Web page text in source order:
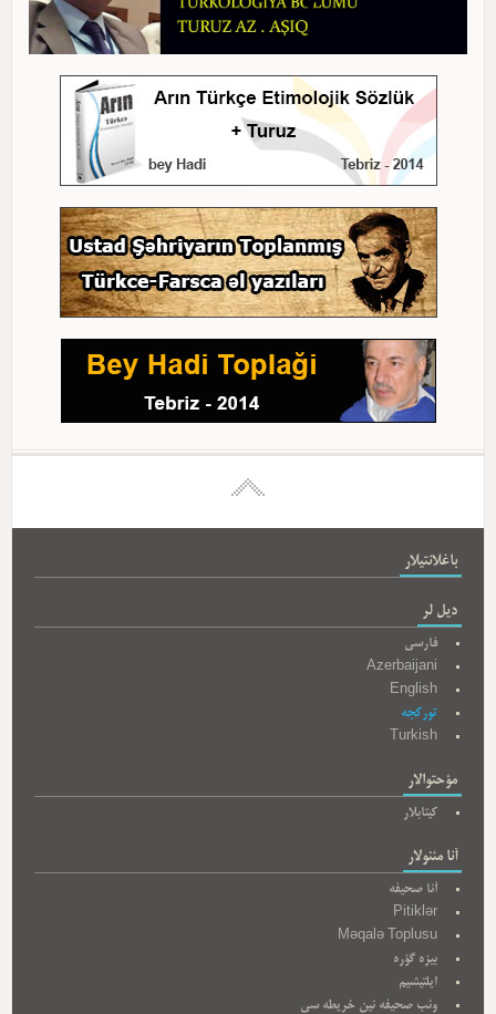
باغلانتیلار
دیل لر
فارسی
Azerbaijani
English
تورکجه
Turkish
مؤحتوالار
کیتابلار
آنا مئنولار
آنا صحیفه
Pitiklər
Məqalə Toplusu
بیزه گؤره
ایلتیشیم
وئب صحیفه نین خریطه سی